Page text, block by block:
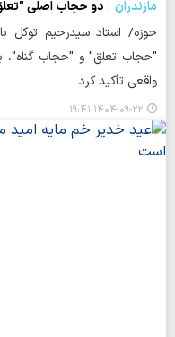
مازندران
دو حجاب اصلی
حوزه/ استاد سیدرحیم
"حجاب تعلق" و "حجاب گناه"،
واقعی تأکید کرد.
۱۴۰۴-۰۹-۲۲ ۱۹:۴۱